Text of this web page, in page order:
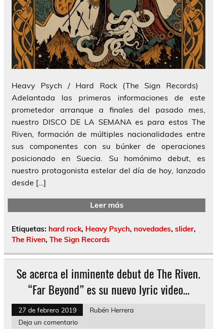
Heavy Psych / Hard Rock (The Sign Records)
Adelantada las primeras informaciones de este
prometedor arranque a finales del pasado mes,
nuestro DISCO DE LA SEMANA es para estos The
Riven, formación de múltiples nacionalidades entre
sus componentes con su búnker de operaciones
posicionado en Suecia. Su homónimo debut, es
nuestro protagonista estelar del día de hoy, lanzado
desde […]
Leer más
Etiquetas: hard rock, Heavy Psych, novedades, slider,
The Riven, The Sign Records
Se acerca el inminente debut de The Riven.
“Far Beyond” es su nuevo lyric video…
27 de febrero 2019
Rubén Herrera
Deja un comentario